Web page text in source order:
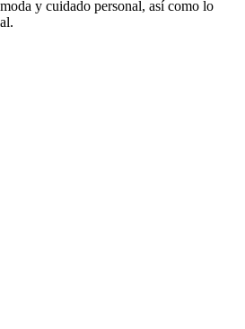
y cuidado personal, así como lo